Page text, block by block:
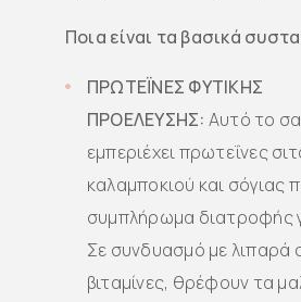
Ποια είναι τα βασικά
ΠΡΩΤΕΪΝΕΣ ΦΥΤΙΚΗΣ
ΠΡΟΕΛΕΥΣΗΣ: Αυτό το
εμπεριέχει πρωτεΐνες
καλαμποκιού και σόγιας
συμπλήρωμα διατροφής
Σε συνδυασμό με λιπαρά
βιταμίνες, θρέφουν τα